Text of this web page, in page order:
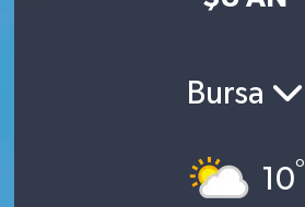
Bursa
10°